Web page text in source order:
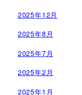
2025年12月
2025年8月
2025年7月
2025年2月
2025年1月